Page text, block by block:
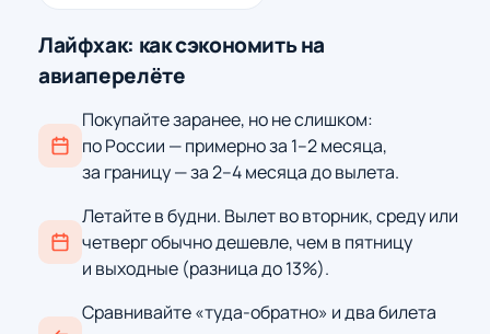
Лайфхак: как сэкономить на
авиаперелёте
Покупайте заранее, но не слишком:
по России — примерно за 1–2 месяца,
за границу — за 2–4 месяца до вылета.
Летайте в будни. Вылет во вторник, среду или
четверг обычно дешевле, чем в пятницу
и выходные (разница до 13%).
Сравнивайте «туда-обратно» и два билета